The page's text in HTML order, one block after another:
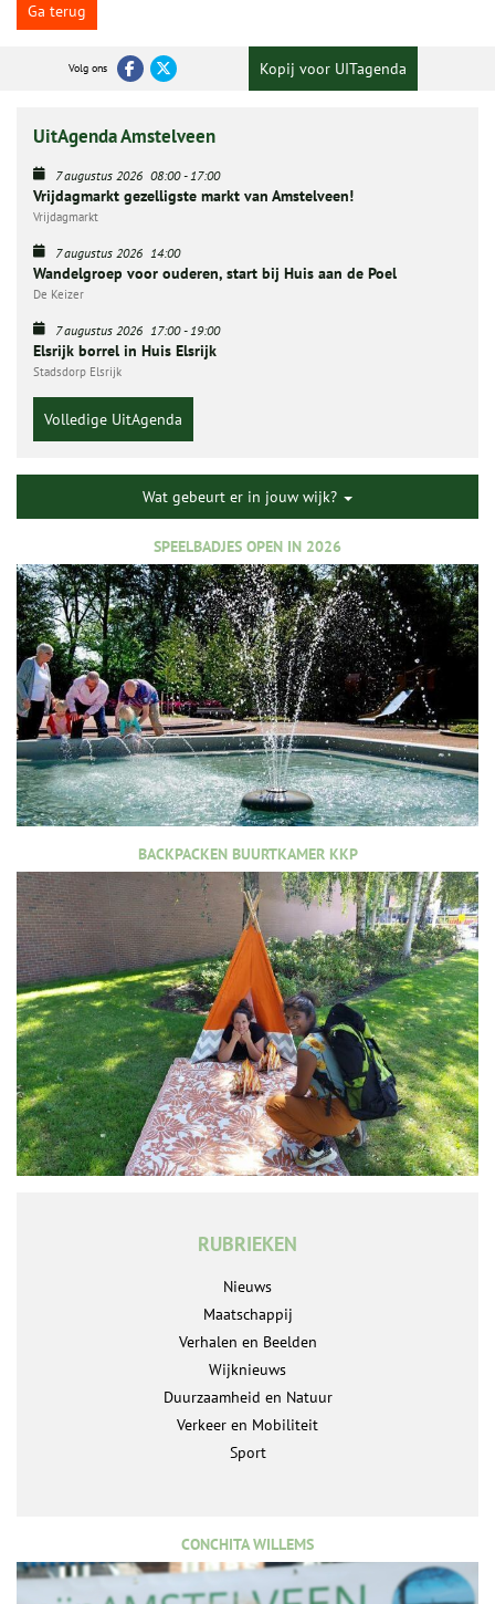
Ga terug
Volg ons Kopij voor UITagenda
UitAgenda Amstelveen
7 augustus 2026 08:00-17:00
Vrijdagmarkt gezelligste markt van Amstelveen!
Vrijdagmarkt
7 augustus 2026 14:00
Wandelgroep voor ouderen, start bij Huis aan de Poel
De Keizer
7 augustus 2026 17:00-19:00
Elsrijk borrel in Huis Elsrijk
Stadsdorp Elsrijk
Volledige UitAgenda
Wat gebeurt er in jouw wijk?
SPEELBADJES OPEN IN 2026
BACKPACKEN BUURTKAMER KKP
RUBRIEKEN
Nieuws
Maatschappij
Verhalen en Beelden
Wijknieuws
Duurzaamheid en Natuur
Verkeer en Mobiliteit
Sport
CONCHITA WILLEMS